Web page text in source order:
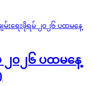
၂၀၂၆ ပထမနေ့